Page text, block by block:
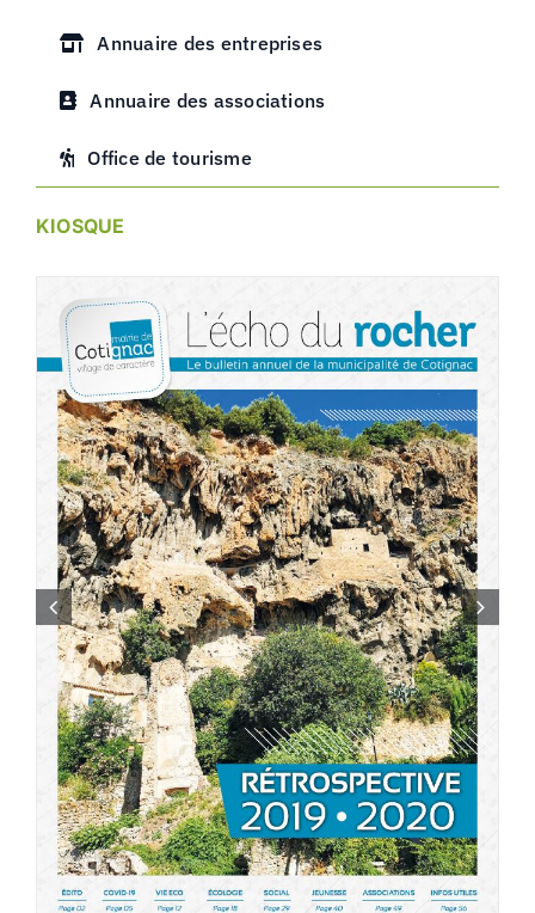
Annuaire des entreprises
Annuaire des associations
Office de tourisme
KIOSQUE